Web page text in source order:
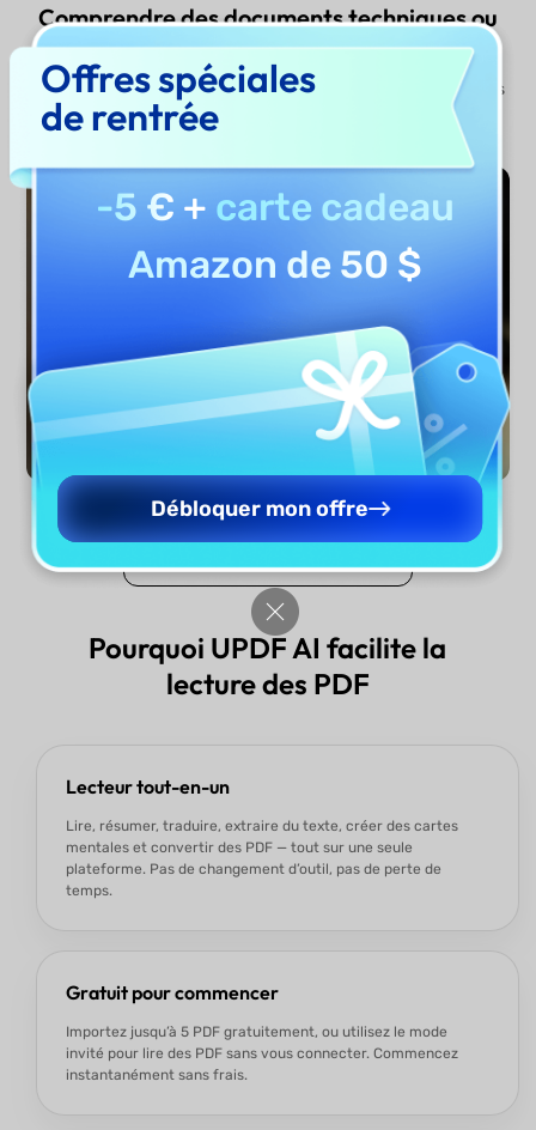
Comprendre des documents techniques ou
financiers complexes
UPDF AI permet de décomposer les manuels techniques, états
financiers et documents riches en données, les rendant plus
Pourquoi UPDF AI facilite la
lecture des PDF
Lecteur tout-en-un
Lire, résumer, traduire, extraire du texte, créer des cartes
mentales et convertir des PDF — tout sur une seule
plateforme. Pas de changement d’outil, pas de perte de
temps.
Gratuit pour commencer
Importez jusqu’à 5 PDF gratuitement, ou utilisez le mode
invité pour lire des PDF sans vous connecter. Commencez
instantanément sans frais.
Offres spéciales
de rentrée
-5 € + carte cadeau
Amazon de 50 $
Débloquer mon offre